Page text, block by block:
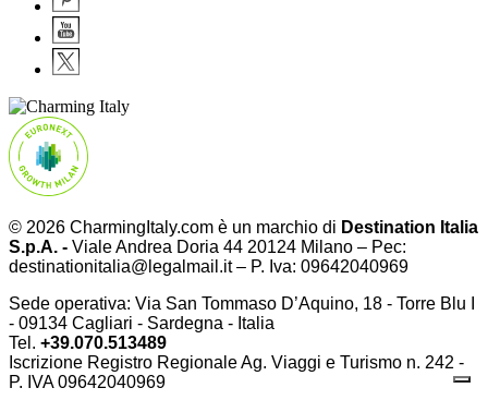
© 2026 CharmingItaly.com è un marchio di Destination Italia
S.p.A. - Viale Andrea Doria 44 20124 Milano – Pec:
destinationitalia@legalmail.it – P. Iva: 09642040969
Sede operativa: Via San Tommaso D’Aquino, 18 - Torre Blu I
- 09134 Cagliari - Sardegna - Italia
Tel. +39.070.513489
Iscrizione Registro Regionale Ag. Viaggi e Turismo n. 242 -
P. IVA09642040969